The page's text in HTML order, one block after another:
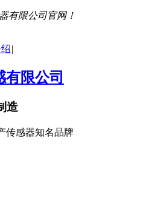
有限公司官网！
|
造
传感器知名品牌